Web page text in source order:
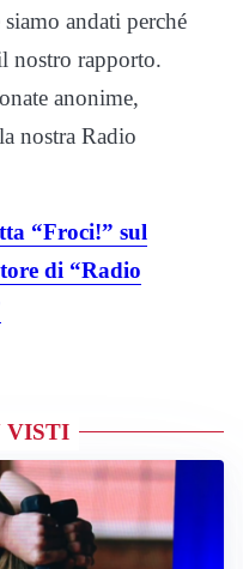
andati perché
nostro rapporto.
anonime,
nostra Radio
“Froci!” sul
di “Radio
VISTI